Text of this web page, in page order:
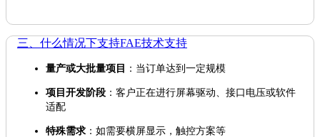
三、什么情况下支持FAE技术支持
量产或大批量项目 ：当订单达到一定规模
项目开发阶段 ：客户正在进行屏幕驱动、接口电压或软件
适配
特殊需求 ：如需要横屏显示，触控方案等